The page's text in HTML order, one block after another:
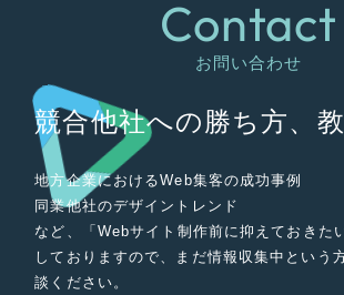
Contact
お問い合わせ
競合他社への勝ち方、
地方企業におけるWeb集客の成功事例
同業他社のデザイントレンド
など、「Webサイト制作前に抑えておきた
しておりますので、まだ情報収集中という
談ください。